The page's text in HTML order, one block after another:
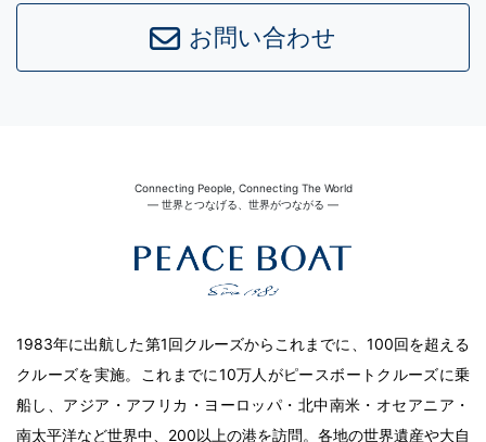
お問い合わせ
Connecting People, Connecting The World
― 世界とつなげる、世界がつながる ―
1983年に出航した第1回クルーズからこれまでに、100回を超える
クルーズを実施。これまでに10万人がピースボートクルーズに乗
船し、アジア・アフリカ・ヨーロッパ・北中南米・オセアニア・
南太平洋など世界中、200以上の港を訪問。各地の世界遺産や大自